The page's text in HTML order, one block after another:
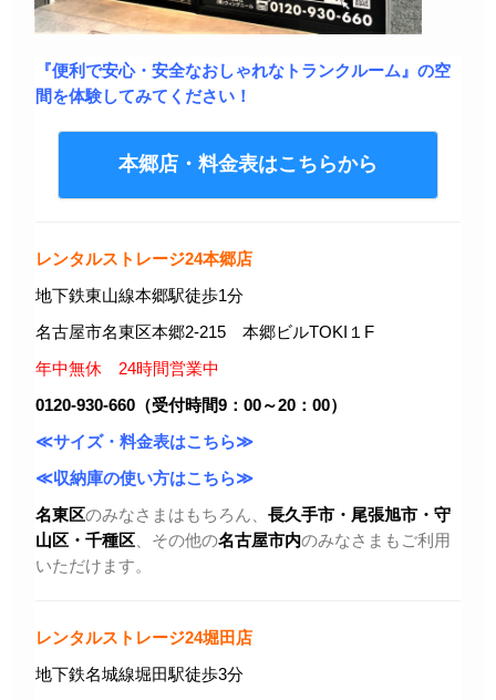
『便利で安心・安全なおしゃれなトランクルーム』の空
間を体験してみてください！
本郷店・料金表はこちらから
レンタルストレージ24本郷店
地下鉄東山線本郷駅徒歩1分
名古屋市名東区本郷2-215 本郷ビルTOKI１F
年中無休 24時間営業中
0120-930-660（受付時間9：00～20：00）
≪サイズ・料金表はこちら≫
≪収納庫の使い方はこちら≫
名東区のみなさまはもちろん、 長久手市・尾張旭市 ・守
山区・千種区 、その他の名古屋市内のみなさまもご利用
いただけます。
レンタルストレージ24堀田店
地下鉄名城線堀田駅徒歩3分